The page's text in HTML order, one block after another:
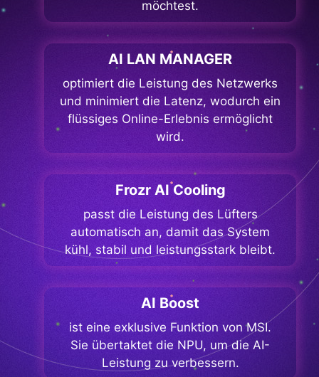
möchtest.
AI LAN MANAGER
optimiert die Leistung des Netzwerks
und minimiert die Latenz, wodurch ein
flüssiges Online-Erlebnis ermöglicht
wird.
Frozr AI Cooling
passt die Leistung des Lüfters
automatisch an, damit das System
kühl, stabil und leistungsstark bleibt.
AI Boost
ist eine exklusive Funktion von MSI.
Sie übertaktet die NPU, um die AI-
Leistung zu verbessern.